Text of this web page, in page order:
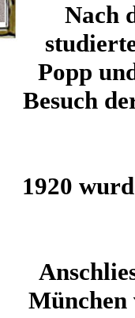
Nach
Popp
Besuch
1920
München